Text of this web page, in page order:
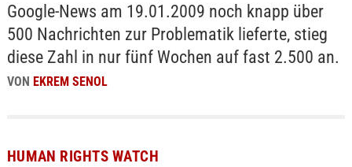
Google-News am 19.01.2009 noch knapp über
500 Nachrichten zur Problematik lieferte, stieg
diese Zahl in nur fünf Wochen auf fast 2.500 an.
VON EKREM SENOL
HUMAN RIGHTS WATCH